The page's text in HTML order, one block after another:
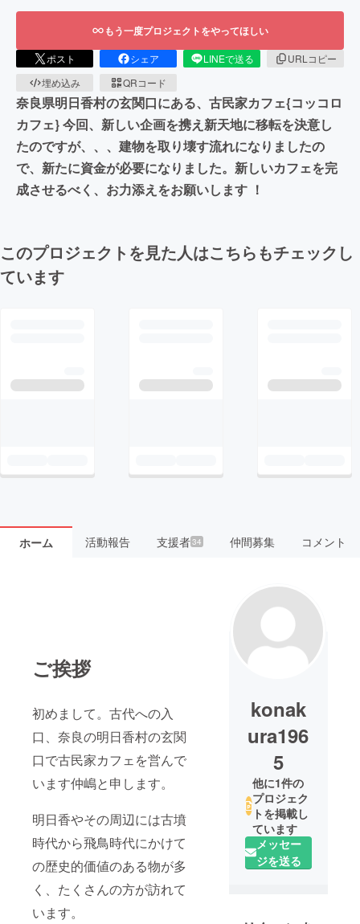
もう一度プロジェクトをやってほしい
ポスト シェア LINEで送る
URLコピー
埋め込み
QRコード
奈良県明日香村の玄関口にある、古民家カフェ{コッコロ
カフェ} 今回、新しい企画を携え新天地に移転を決意し
たのですが、、、建物を取り壊す流れになりましたの
で、新たに資金が必要になりました。新しいカフェを完
成させるべく、お力添えをお願いします ！
このプロジェクトを見た人はこちらもチェックし
ています
ホーム 活動報告 支援者34 仲間募集 コメント
ご挨拶
初めまして。古代への入
口、奈良の明日香村の玄関
口で古民家カフェを営んで
います仲嶋と申します。
明日香やその周辺には古墳
時代から飛鳥時代にかけて
の歴史的価値のある物が多
く、たくさんの方が訪れて
います。
konak
ura196
5
他に1件の
プロジェク
トを掲載し
ています
メッセー
ジを送る